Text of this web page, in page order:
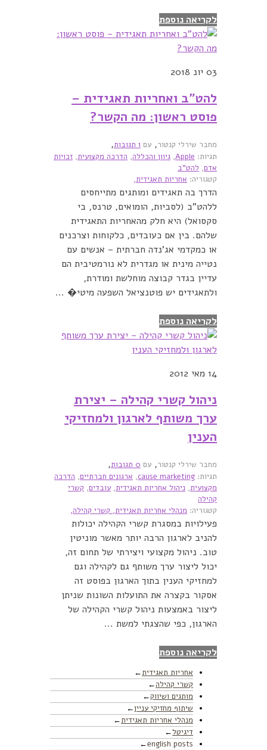
לקריאה נוספת
03 יונ 2018
להט”ב ואחריות תאגידית –
פוסט ראשון: מה הקשר?
מחבר שירלי קנטור, עם 1 תגובות ,
קטגוריה: אחריות תאגידית,
תגיות: Apple
, גיוון והכללה, הדרכה מקצועית, זכויות
אדם, להט"ב
הדרך בה תאגידים ומותגים מתייחסים
ללהט"ב (לסביות, הומואים, טרנס, בי
סקסואל) היא חלק מהאחריות התאגידית
שלהם. בין אם כעובדים, כלקוחות וצרכנים
או כמקדמי אג'נדה חברתית – אנשים עם
נטייה מינית או מגדרית לא נורמטיבית הם
עדיין בגדר קבוצה מוחלשת ומודרת,
ולתאגידים יש פוטנציאל השפעה מיטי� ...
לקריאה נוספת
14 מאי 2012
ניהול קשרי קהילה – יצירת
ערך משותף לארגון ולמחזיקי
הענין
מחבר שירלי קנטור, עם 0 תגובות ,
קטגוריה: מנהלי אחריות תאגידית, קשרי קהילה,
תגיות: cause marketing
, ארגונים חברתיים, הדרכה
מקצועית, ניהול אחריות תאגידית, עובדים, קשרי
קהילה
פעילויות במסגרת קשרי הקהילה יכולות
להניב לארגון הרבה יותר מאשר מוניטין
טוב. ניהול מקצועי ויצירתי של תחום זה,
יכול ליצור ערך משותף גם לקהילה וגם
למחזיקי הענין בתוך הארגון בפוסט זה
אסקור בקצרה את התועלות השונות שניתן
ליצור באמצעות ניהול קשרי הקהילה של
הארגון, כפי שהצגתי למשת ...
לקריאה נוספת
אחריות תאגידית
קשרי קהילה
מותגים ושיווק
שיתוף מחזיקי עניין
מנהלי אחריות תאגידית
דיגיטל
english posts